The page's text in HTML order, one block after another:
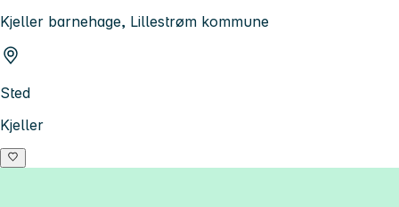
Kjeller barnehage, Lillestrøm kommune
Sted
Kjeller